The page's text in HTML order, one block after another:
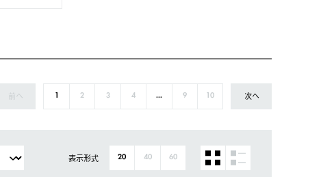
前へ 1 2 3 4 ... 9 10 次へ
表示形式 20 40 60